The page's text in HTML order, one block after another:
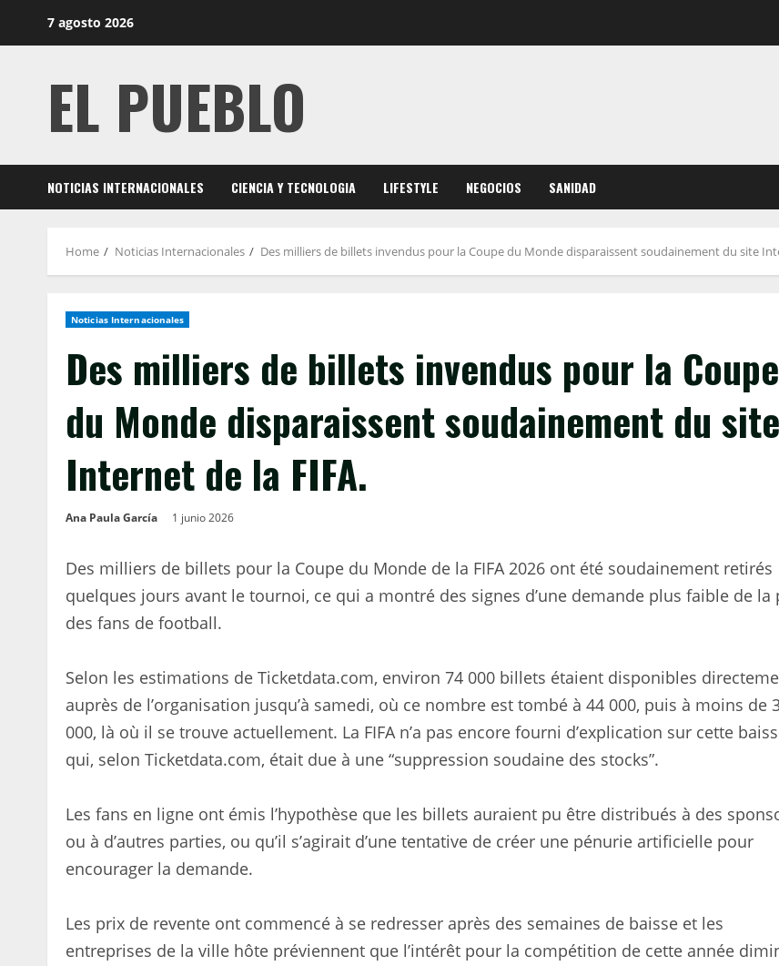
7 agosto 2026
EL PUEBLO
NOTICIAS INTERNACIONALES CIENCIA Y TECNOLOGIA LIFESTYLE NEGOCIOS SANIDAD
Home Noticias Internacionales Des milliers de billets invendus pour la Coupe du Monde disparaissent soudainement du site
Noticias Internacionales
Des milliers de billets invendus pour la Coupe
du Monde disparaissent soudainement du site
Internet de la FIFA.
Ana Paula García 1 junio 2026
Des milliers de billets pour la Coupe du Monde de la FIFA 2026 ont été soudainement retirés
quelques jours avant le tournoi, ce qui a montré des signes d’une demande plus faible de la
des fans de football.
Selon les estimations de Ticketdata.com, environ 74 000 billets étaient disponibles
auprès de l’organisation jusqu’à samedi, où ce nombre est tombé à 44 000, puis à moins de
000, là où il se trouve actuellement. La FIFA n’a pas encore fourni d’explication sur cette
qui, selon Ticketdata.com, était due à une “suppression soudaine des stocks”.
Les fans en ligne ont émis l’hypothèse que les billets auraient pu être distribués à des
ou à d’autres parties, ou qu’il s’agirait d’une tentative de créer une pénurie artificielle pour
encourager la demande.
Les prix de revente ont commencé à se redresser après des semaines de baisse et les
entreprises de la ville hôte préviennent que l’intérêt pour la compétition de cette année